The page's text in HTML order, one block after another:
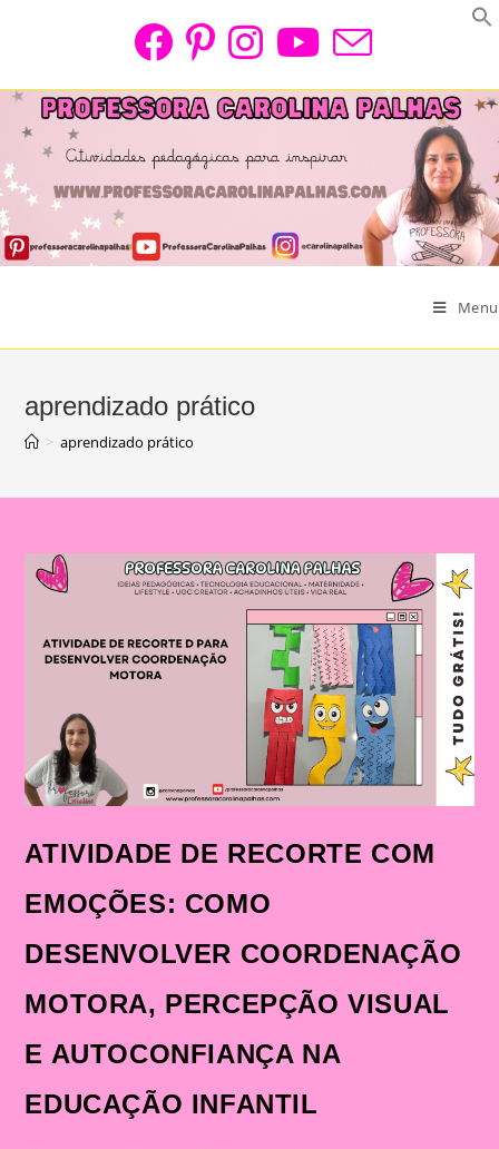
Menu
aprendizado prático
> aprendizado prático
ATIVIDADE DE RECORTE COM
EMOÇÕES: COMO
DESENVOLVER COORDENAÇÃO
MOTORA, PERCEPÇÃO VISUAL
E AUTOCONFIANÇA NA
EDUCAÇÃO INFANTIL